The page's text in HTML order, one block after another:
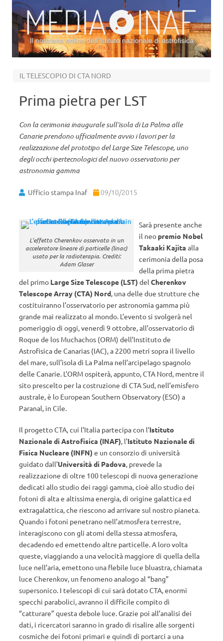
Il notiziario online dell’Istituto nazionale di astrofisica
IL TELESCOPIO DI CTA NORD
Prima pietra per LST
Con la cerimonia inaugurale sull’isola di La Palma alle
Canarie prendono ufficialmente avvio i lavori per la
realizzazione del prototipo del Large Size Telescope, uno
degli occhi ipertecnologici del nuovo osservatorio per
astronomia gamma
Ufficio stampa Inaf 09/10/2015
L’effetto Cherenkov osservato in un
acceleratore lineare di particelle (linac)
usato per la radioterapia. Crediti:
Adam Glaser
Sarà presente anche
il neo premio Nobel
Takaaki Kajita alla
cerimonia della posa
della prima pietra
del primo Large Size Telescope (LST) del Cherenkov
Telescope Array (CTA) Nord, una delle due strutture che
costituiranno l’osservatorio per astronomia gamma più
grande mai realizzato al mondo. L’evento si svolgerà nel
pomeriggio di oggi, venerdì 9 ottobre, all’osservatorio di
Roque de los Muchachos (ORM) dell’Instituto de
Astrofisica de Canarias (IAC), a 2200 metri sopra il livello
del mare, sull’isola di La Palma nell’arcipelago spagnolo
delle Canarie. L’ORM ospiterà, appunto, CTA Nord, mentre il
sito prescelto per la costruzione di CTA Sud, nell’emisfero
australe, è lo European Southern Observatory (ESO) a
Paranal, in Cile.
Il progetto CTA, cui l’Italia partecipa con l’Istituto
Nazionale di Astrofisica (INAF), l’Istituto Nazionale di
Fisica Nucleare (INFN) e un consorzio di università
guidato dall’Università di Padova, prevede la
realizzazione di oltre 100 telescopi di nuova generazione
dedicati allo studio dei raggi gamma, cioè allo studio dei
fotoni di alta e altissima energia, di origine galattica ed
extragalattica, che riescono ad arrivare sul nostro pianeta.
Quando i fotoni penetrano nell’atmosfera terrestre,
interagiscono con gli atomi della stessa atmosfera,
decadendo ed emettendo altre particelle. A loro volta
queste, viaggiando a una velocità maggiore di quella della
luce nell’aria, emettono una flebile luce bluastra, chiamata
luce Cherenkov, un fenomeno analogo al “bang”
supersonico. I telescopi di cui sarà dotato CTA, enormi
specchi parabolici, avranno il difficile compito di
“catturare” questa debole luce. Grazie poi all’analisi dei
dati, i ricercatori saranno in grado di risalire alle sorgenti
cosmiche dei fotoni primari e quindi di portarci a una